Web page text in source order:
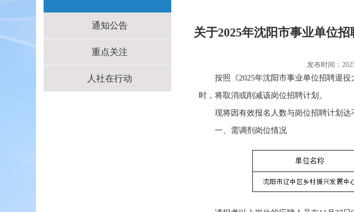
通知公告
重点关注
人社在行动
关于2025年沈阳市事业单位
发布时间：
按照《2025年沈阳市事业单位招聘退
时，将取消或削减该岗位招聘计划。
现将因有效报名人数与岗位招聘计划
一、需调剂岗位情况